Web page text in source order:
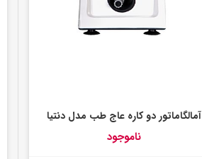
آمالگاماتور دو کاره عاج طب مدل دنتیا
ناموجود